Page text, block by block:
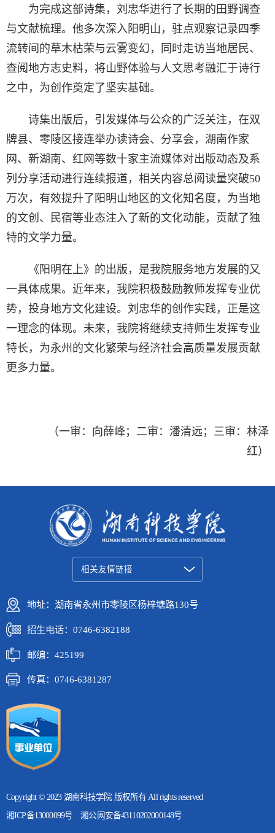
为完成这部诗集，刘忠华进行了长期的田野调查
与文献梳理。他多次深入阳明山，驻点观察记录四季
流转间的草木枯荣与云雾变幻，同时走访当地居民、
查阅地方志史料，将山野体验与人文思考融汇于诗行
之中，为创作奠定了坚实基础。
诗集出版后，引发媒体与公众的广泛关注，在双
牌县、零陵区接连举办读诗会、分享会，湖南作家
网、新湖南、红网等数十家主流媒体对出版动态及系
列分享活动进行连续报道，相关内容总阅读量突破50
万次，有效提升了阳明山地区的文化知名度，为当地
的文创、民宿等业态注入了新的文化动能，贡献了独
特的文学力量。
《阳明在上》的出版，是我院服务地方发展的又
一具体成果。近年来，我院积极鼓励教师发挥专业优
势，投身地方文化建设。刘忠华的创作实践，正是这
一理念的体现。未来，我院将继续支持师生发挥专业
特长，为永州的文化繁荣与经济社会高质量发展贡献
更多力量。
（一审：向薛峰；二审：潘清远；三审：林泽
红）
相关友情链接
地址：湖南省永州市零陵区杨梓塘路130号
招生电话：0746-6382188
邮编：425199
传真：0746-6381287
Copyright © 2023 湖南科技学院 版权所有 All rights reserved
湘ICP备13000099号
湘公网安备43110202000148号